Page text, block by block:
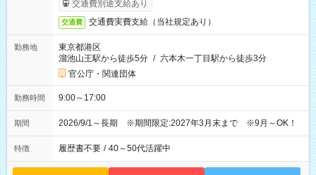
交通費別途支給あり
交通費 交通費実費支給（当社規定あり）
勤務地
東京都港区
溜池山王駅から徒歩5分 / 六本木一丁目駅から徒歩3分
官公庁・関連団体
勤務時間 9:00～17:00
期間 2026/9/1～長期 ※期間限定:2027年3月末まで ※9月～OK！
特徴 履歴書不要 / 40～50代活躍中